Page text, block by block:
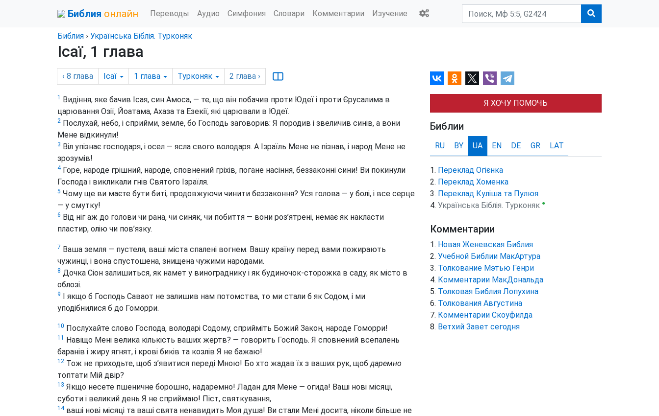
Библия онлайн Переводы Аудио Симфония Словари Комментарии Изучение
Библия › Українська Біблія. Турконяк
Ісаї, 1 глава
‹ 8 глава Ісаї 1 глава Турконяк 2 глава ›
1 Видіння, яке бачив Ісая, син Амоса, — те, що він побачив проти Юдеї і проти Єрусалима в
царювання Озії, Йоатама, Ахаза та Езекії, які царювали в Юдеї.
2 Послухай, небо, і сприйми, земле, бо Господь заговорив: Я породив і звеличив синів, а вони
Мене відкинули!
3 Віл упізнає господаря, і осел — ясла свого володаря. А Ізраїль Мене не пізнав, і народ Мене не
зрозумів!
4Горе, народе грішний, народе, сповнений гріхів, погане насіння, беззаконні сини! Ви покинули
Господа і викликали гнів Святого Ізраїля.
5 Чому ще ви маєте бути биті, продовжуючи чинити беззаконня? Уся голова — у болі, і все серце
— у смутку!
6 Від ніг аж до голови чи рана, чи синяк, чи побиття — вони роз’ятрені, немає як накласти
пластир, олію чи пов’язку.
7 Ваша земля — пустеля, ваші міста спалені вогнем. Вашу країну перед вами пожирають
чужинці, і вона спустошена, знищена чужими народами.
8 Дочка Сіон залишиться, як намет у винограднику і як будиночок-сторожка в саду, як місто в
облозі.
9 І якщо б Господь Саваот не залишив нам потомства, то ми стали б як Содом, і ми
уподібнилися б до Гоморри.
10 Послухайте слово Господа, володарі Содому, сприйміть Божий Закон, народе Гоморри!
11
Навіщо Мені велика кількість ваших жертв? — говорить Господь. Я сповнений всепалень
баранів і жиру ягнят, і крові биків та козлів Я не бажаю!
12 Тож не приходьте, щоб з’явитися переді Мною! Бо хто жадав їх з ваших рук, щобдаремно
топтати Мій двір?
13 Якщо несете пшеничне борошно, надаремно! Ладан для Мене — огида! Ваші нові місяці,
суботи і великий день Я не сприймаю! Піст, святкування,
14ваші нові місяці та ваші свята ненавидить Моя душа! Ви стали Мені досита, ніколи більше не
Я ХОЧУ ПОМОЧЬ
Библии
RU BY UA EN DE GR LAT
Переклад Огієнка
Переклад Хоменка
Переклад Куліша та Пулюя
Українська Біблія. Турконяк ●
Комментарии
Новая Женевская Библия
Учебной Библии МакАртура
Толкование Мэтью Генри
Комментарии МакДональда
Толковая Библия Лопухина
Толкования Августина
Комментарии Скоуфилда
Ветхий Завет сегодня